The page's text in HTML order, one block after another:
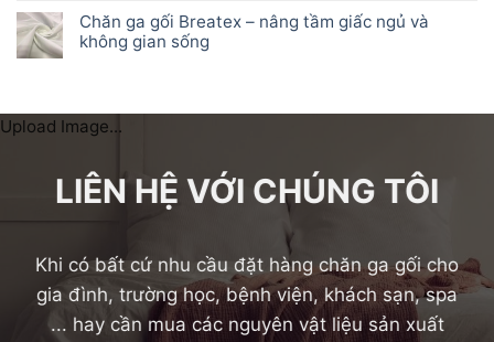
Chăn ga gối Breatex – nâng tầm giấc ngủ và
không gian sống
LIÊN HỆ VỚI CHÚNG TÔI
Khi có bất cứ nhu cầu đặt hàng chăn ga gối cho
gia đình, trường học, bệnh viện, khách sạn, spa
... hay cần mua các nguyên vật liệu sản xuất
Upload Image...